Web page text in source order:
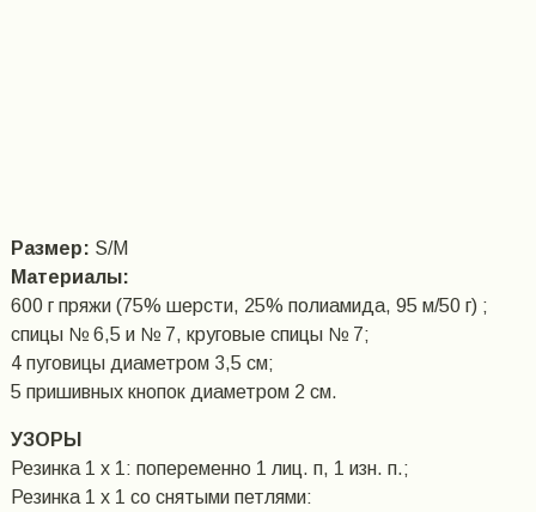
Размер: S/M
Материалы:
600 г пряжи (75% шерсти, 25% полиамида, 95 м/50 г) ;
спицы № 6,5 и № 7, круговые спицы № 7;
4 пуговицы диаметром 3,5 см;
5 пришивных кнопок диаметром 2 см.
УЗОРЫ
Резинка 1 x 1: попеременно 1 лиц. п, 1 изн. п.;
Резинка 1 х 1 со снятыми петлями: